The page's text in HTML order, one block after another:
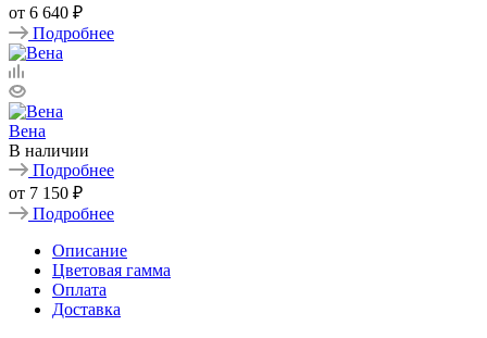
от 6 640 ₽
Подробнее
Вена
В наличии
Подробнее
от 7 150 ₽
Подробнее
Описание
Цветовая гамма
Оплата
Доставка